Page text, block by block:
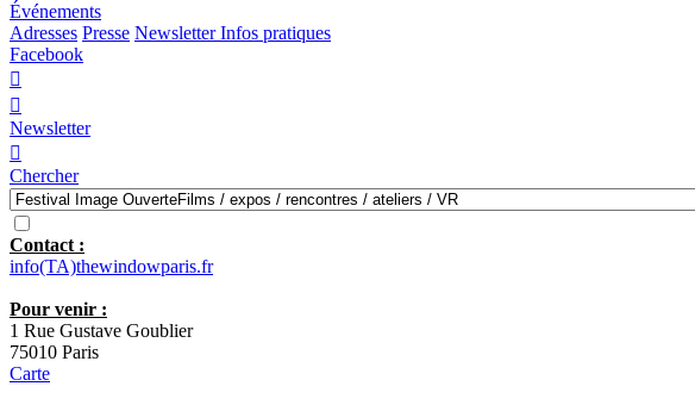
Événements
Adresses Presse NewsletterInfos pratiques
Facebook


Newsletter

Chercher
Contact :
info(TA)thewindowparis.fr
Pour venir :
1 Rue Gustave Goublier
75010 Paris
Carte